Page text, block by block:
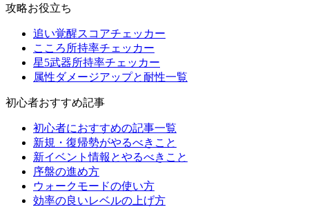
攻略お役立ち
追い覚醒スコアチェッカー
こころ所持率チェッカー
星5武器所持率チェッカー
属性ダメージアップと耐性一覧
初心者おすすめ記事
初心者におすすめの記事一覧
新規・復帰勢がやるべきこと
新イベント情報とやるべきこと
序盤の進め方
ウォークモードの使い方
効率の良いレベルの上げ方